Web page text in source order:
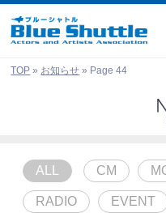
TOP » お知らせ » Page 44
ALL CM
RADIO EVENT